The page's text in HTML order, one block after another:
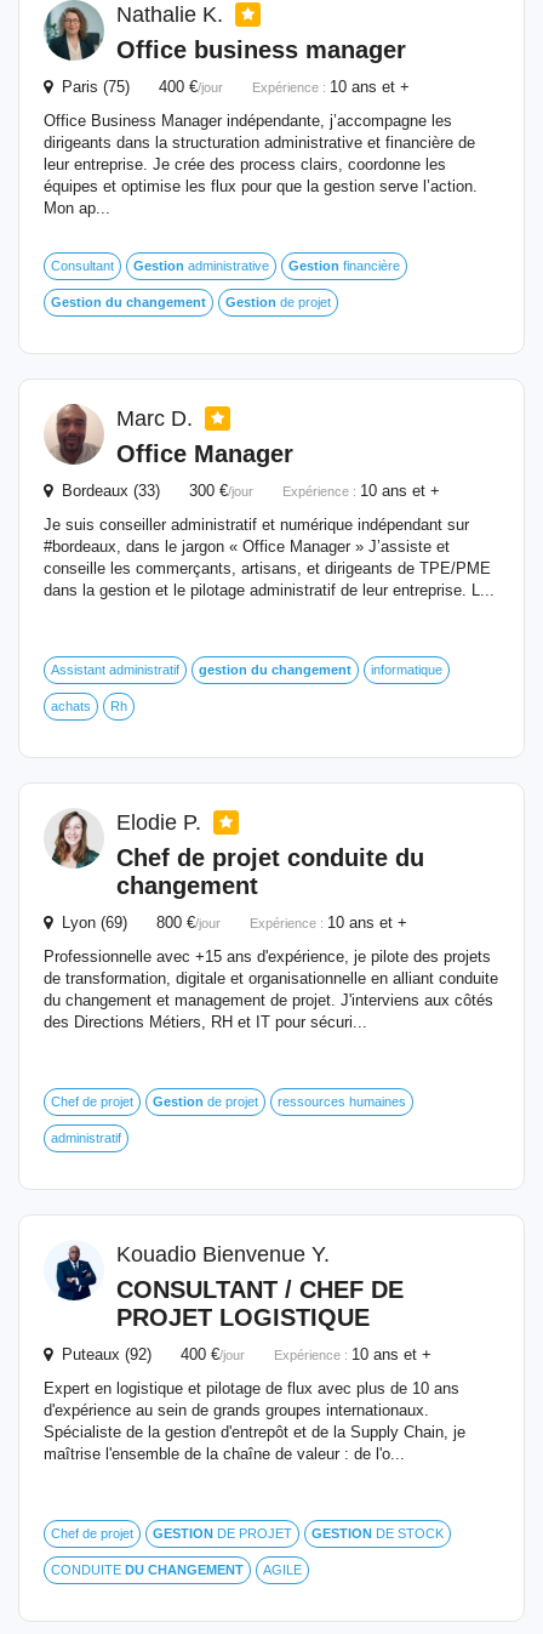
Nathalie K.
Office business manager
Paris (75) 400 €/jour Expérience : 10 ans et +
Office Business Manager indépendante, j’accompagne les
dirigeants dans la structuration administrative et financière de
leur entreprise. Je crée des process clairs, coordonne les
équipes et optimise les flux pour que la gestion serve l’action.
Mon ap...
Consultant Gestion administrative Gestion financière
Gestion du changement Gestion de projet
Marc D.
Office Manager
Bordeaux (33) 300 €/jour Expérience : 10 ans et +
Je suis conseiller administratif et numérique indépendant sur
#bordeaux, dans le jargon « Office Manager » J’assiste et
conseille les commerçants, artisans, et dirigeants de TPE/PME
dans la gestion et le pilotage administratif de leur entreprise. L...
Assistant administratif gestion du changement informatique
achats Rh
Elodie P.
Chef de projet conduite du
changement
Lyon (69) 800 €/jour Expérience : 10 ans et +
Professionnelle avec +15 ans d'expérience, je pilote des projets
de transformation, digitale et organisationnelle en alliant conduite
du changement et management de projet. J'interviens aux côtés
des Directions Métiers, RH et IT pour sécuri...
Chef de projet Gestion de projet ressources humaines
administratif
Kouadio Bienvenue Y.
CONSULTANT / CHEF DE
PROJET LOGISTIQUE
Puteaux (92) 400 €/jour Expérience : 10 ans et +
Expert en logistique et pilotage de flux avec plus de 10 ans
d'expérience au sein de grands groupes internationaux.
Spécialiste de la gestion d'entrepôt et de la Supply Chain, je
maîtrise l'ensemble de la chaîne de valeur : de l'o...
Chef de projet GESTION DE PROJET GESTION DE STOCK
CONDUITE DU CHANGEMENT AGILE